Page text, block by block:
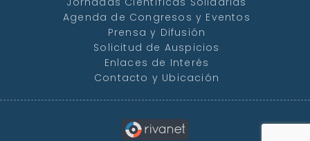
Agenda de Congresos y Eventos
Prensa y Difusión
Solicitud de Auspicios
Enlaces de Interés
Contacto y Ubicación